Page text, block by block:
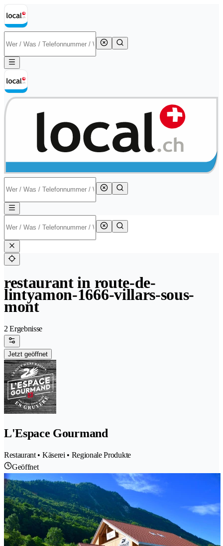
restaurant in route-de-
lintyamon-1666-villars-sous-
mont
2 Ergebnisse
Jetzt geöffnet
L'Espace Gourmand
Restaurant • Käserei • Regionale Produkte
Geöffnet